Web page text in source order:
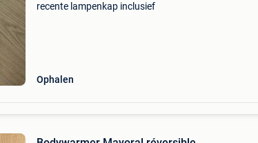
recente lampenkap inclusief
Ophalen